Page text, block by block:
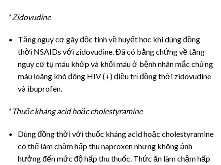
* Zidovudine
Tăng nguy cơ gây độc tính về huyết học khi dùng đồng
thời NSAIDs với zidovudine. Đã có bằng chứng về tăng
nguy cơ tụ máu khớp và khối máu ở bệnh nhân mắc chứng
máu loãng khó đông HIV (+) điều trị đồng thời zidovudine
và ibuprofen.
* Thuốc kháng acid hoặc cholestyramine
Dùng đồng thời với thuốc kháng acid hoặc cholestyramine
có thể làm chậm hấp thu naproxen nhưng không ảnh
hưởng đến mức độ hấp thu thuốc. Thức ăn làm chậm hấp